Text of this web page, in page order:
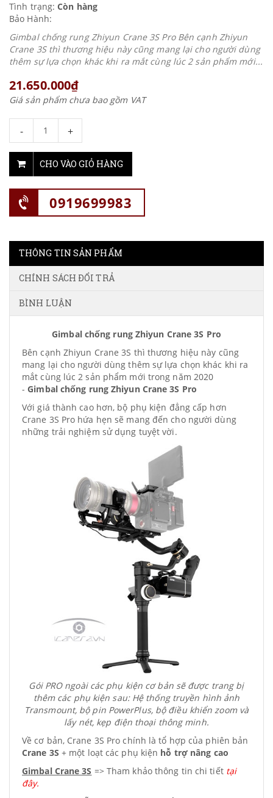
Tình trạng: Còn hàng
Bảo Hành:
Gimbal chống rung Zhiyun Crane 3S Pro Bên cạnh Zhiyun
Crane 3S thì thương hiệu này cũng mang lại cho người dùng
thêm sự lựa chọn khác khi ra mắt cùng lúc 2 sản phẩm mới...
21.650.000₫
Giá sản phẩm chưa bao gồm VAT
- +
CHO VÀO GIỎ HÀNG
0919699983
THÔNG TIN SẢN PHẨM
CHÍNH SÁCH ĐỔI TRẢ
BÌNH LUẬN
Gimbal chống rung Zhiyun Crane 3S Pro
Bên cạnh Zhiyun Crane 3S thì thương hiệu này cũng
mang lại cho người dùng thêm sự lựa chọn khác khi ra
mắt cùng lúc 2 sản phẩm mới trong năm 2020
- Gimbal chống rung Zhiyun Crane 3S Pro
Với giá thành cao hơn, bộ phụ kiện đẳng cấp hơn
Crane 3S Pro hứa hẹn sẽ mang đến cho người dùng
những trải nghiệm sử dụng tuyệt vời.
Gói PRO ngoài các phụ kiện cơ bản sẽ được trang bị
thêm các phụ kiện sau: Hệ thống truyền hình ảnh
Transmount, bộ pin PowerPlus, bộ điều khiển zoom và
lấy nét, kẹp điện thoại thông minh.
Về cơ bản, Crane 3S Pro chính là tổ hợp của phiên bản
Crane 3S + một loạt các phụ kiện hỗ trợ nâng cao
Gimbal Crane 3S => Tham khảo thông tin chi tiết tại
đây.